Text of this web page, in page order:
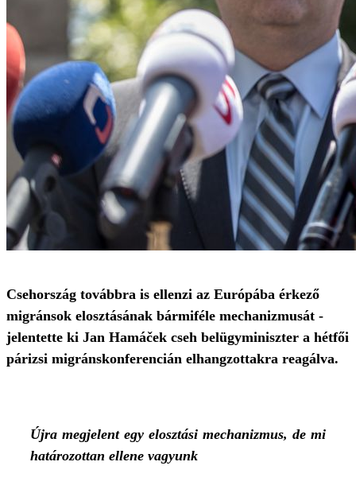
Csehország továbbra is ellenzi az Európába érkező
migránsok elosztásának bármiféle mechanizmusát -
jelentette ki Jan Hamáček cseh belügyminiszter a hétfői
párizsi migránskonferencián elhangzottakra reagálva.
Újra megjelent egy elosztási mechanizmus, de mi
határozottan ellene vagyunk